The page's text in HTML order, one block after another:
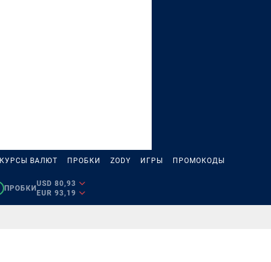
КУРСЫ ВАЛЮТ ПРОБКИ ZODY ИГРЫ ПРОМОКОДЫ
ПРОБКИ
USD 80,93
EUR 93,19